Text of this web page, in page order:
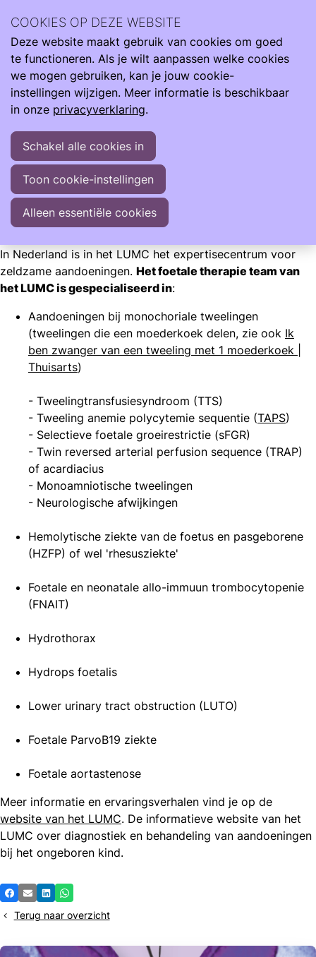
Zoeken
om je te ondersteunen als je kind te vroeg, te licht en ziek
geboren wordt.
Zwangerschap
Aandoeningen bij je ongeboren kind
Aandoeningen bij je ongeboren kind
Het kan zijn dat je tijdens de zwangerschap wordt
geconfronteerd met een ernstige zeldzame aandoening bij
je baby('s).
Care4Neo
In Nederland is in het LUMC het expertisecentrum voor
zeldzame aandoeningen. Het foetale therapie team van
het LUMC is gespecialiseerd in:
Aandoeningen bij monochoriale tweelingen
(tweelingen die een moederkoek delen, zie ook Ik
ben zwanger van een tweeling met 1 moederkoek |
Thuisarts)
- Tweelingtransfusiesyndroom (TTS)
- Tweeling anemie polycytemie sequentie (TAPS)
- Selectieve foetale groeirestrictie (sFGR)
- Twin reversed arterial perfusion sequence (TRAP)
of acardiacius
- Monoamniotische tweelingen
- Neurologische afwijkingen
Hemolytische ziekte van de foetus en pasgeborene
(HZFP) of wel 'rhesusziekte'
Foetale en neonatale allo-immuun trombocytopenie
(FNAIT)
Hydrothorax
Hydrops foetalis
Lower urinary tract obstruction (LUTO)
Foetale ParvoB19 ziekte
Foetale aortastenose
Meer informatie en ervaringsverhalen vind je op de
website van het LUMC. De informatieve website van het
LUMC over diagnostiek en behandeling van aandoeningen
bij het ongeboren kind.
Deel
bericht
Facebook
E-mailLinkedInWhatsapp
Terug naar overzicht
COOKIES OP DEZE WEBSITE
Deze website maakt gebruik van cookies om goed
te functioneren. Als je wilt aanpassen welke cookies
we mogen gebruiken, kan je jouw cookie-
instellingen wijzigen. Meer informatie is beschikbaar
in onze privacyverklaring.
Schakel alle cookies in
Toon cookie-instellingen
Alleen essentiële cookies